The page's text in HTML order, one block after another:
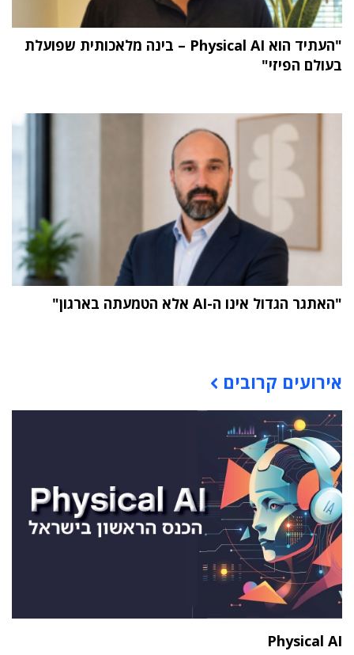
"העתיד הוא Physical AI – בינה מלאכותית שפועלת
בעולם הפיזי"
"האתגר הגדול אינו ה-AI אלא הטמעתה בארגון"
אירועים קרובים
Physical AI